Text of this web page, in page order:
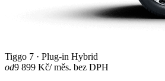
Tiggo 7 · Plug-in Hybrid
od9 899 Kč/ měs. bez DPH